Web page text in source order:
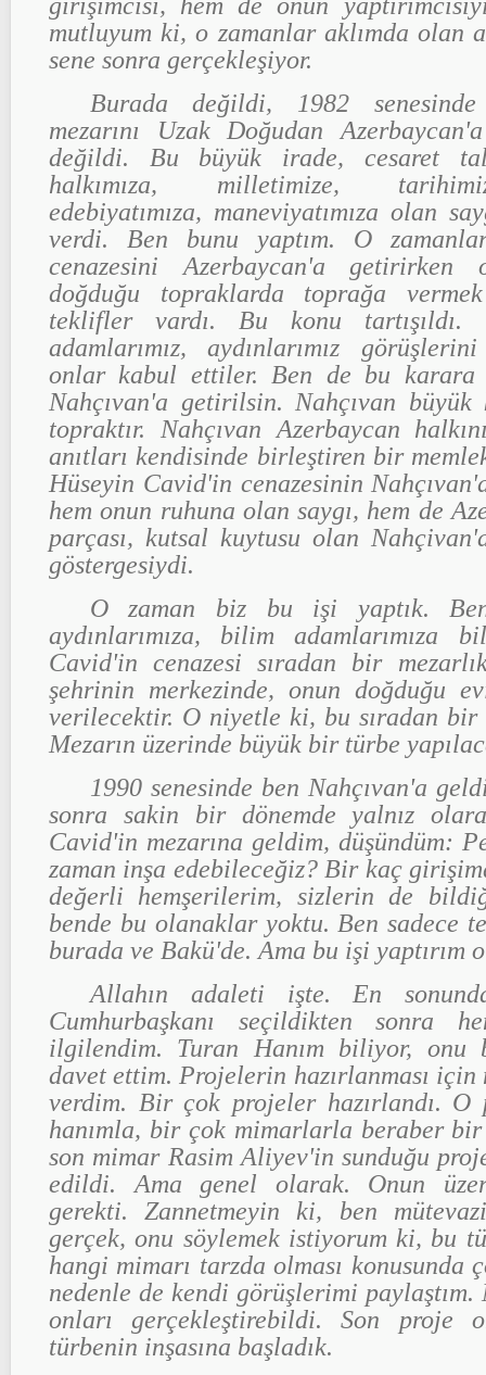
mutluyum ki, o zamanlar aklımda olan
sene sonra gerçekleşiyor.
Burada değildi, 1982
mezarını Uzak Doğudan
değildi. Bu büyük irade, cesaret
halkımıza, milletimize,
edebiyatımıza, maneviyatımıza olan
verdi. Ben bunu yaptım. O
cenazesini Azerbaycan'a getirirken
doğduğu topraklarda toprağa
teklifler vardı. Bu konu tartışıldı.
adamlarımız, aydınlarımız
onlar kabul ettiler. Ben de bu karara
Nahçıvan'a getirilsin. Nahçıvan
topraktır. Nahçıvan Azerbaycan
anıtları kendisinde birleştiren bir
Hüseyin Cavid'in cenazesinin
hem onun ruhuna olan saygı, hem de
parçası, kutsal kuytusu olan
göstergesiydi.
O zaman biz bu işi yaptık.
aydınlarımıza, bilim adamlarımıza
Cavid'in cenazesi sıradan bir
şehrinin merkezinde, onun doğduğu
verilecektir. O niyetle ki, bu sıradan bir
Mezarın üzerinde büyük bir türbe
1990 senesinde ben Nahçıvan'a
sonra sakin bir dönemde yalnız
Cavid'in mezarına geldim, düşündüm:
zaman inşa edebileceğiz? Bir kaç
değerli hemşerilerim, sizlerin de
bende bu olanaklar yoktu. Ben sadece
burada ve Bakü'de. Ama bu işi yaptırım
Allahın adaleti işte. En
Cumhurbaşkanı seçildikten sonra
ilgilendim. Turan Hanım biliyor, onu
davet ettim. Projelerin hazırlanması
verdim. Bir çok projeler hazırlandı. O
hanımla, bir çok mimarlarla beraber
son mimar Rasim Aliyev'in sunduğu
edildi. Ama genel olarak. Onun
gerekti. Zannetmeyin ki, ben
gerçek, onu söylemek istiyorum ki, bu
hangi mimarı tarzda olması konusunda
nedenle de kendi görüşlerimi
onları gerçekleştirebildi. Son proje
türbenin inşasına başladık.